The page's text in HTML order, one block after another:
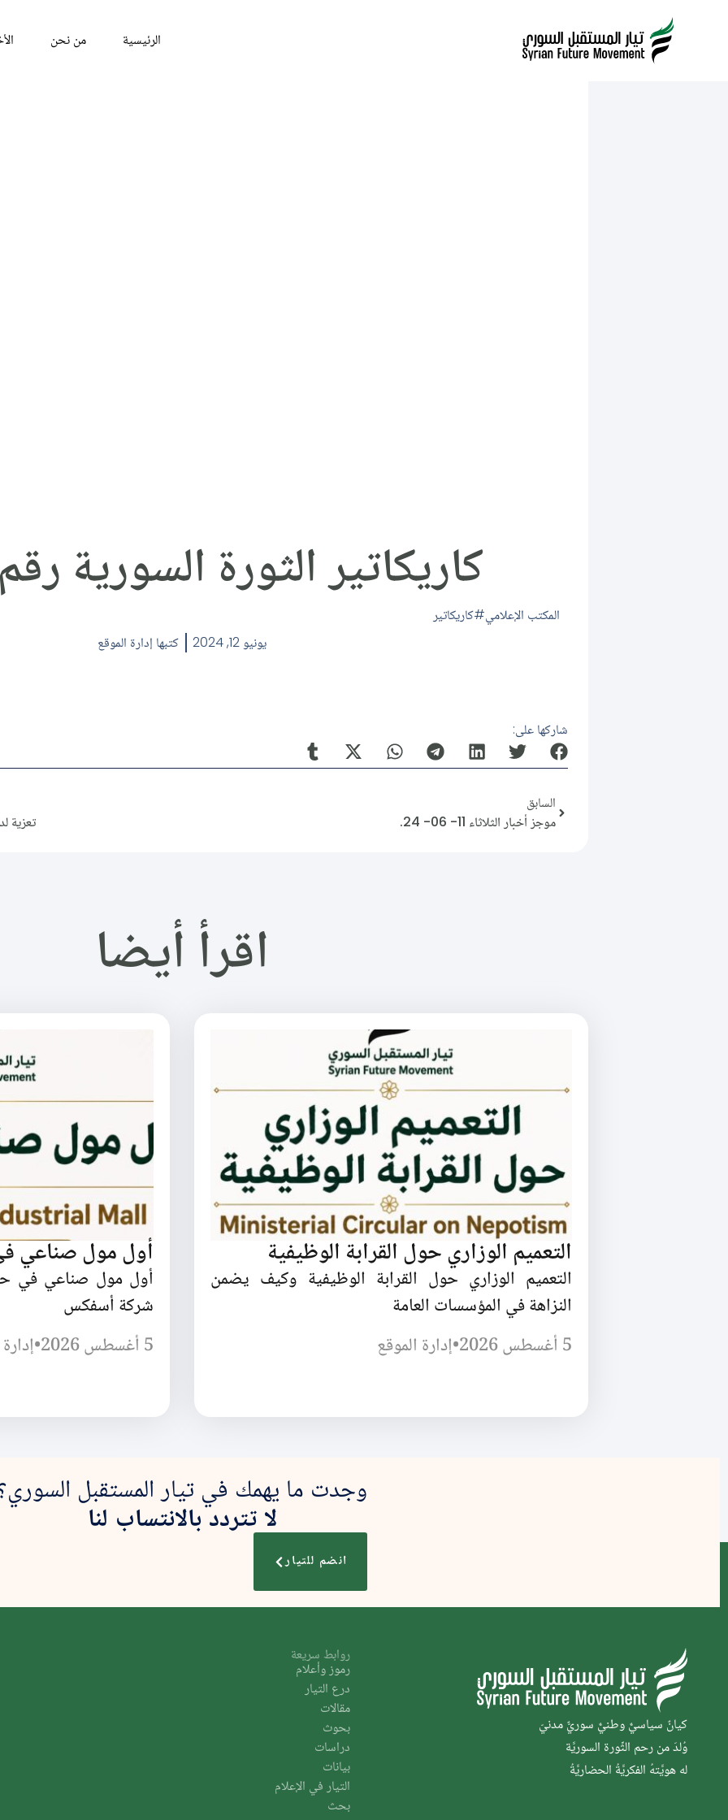
الرئيسية من نحن
كاريكاتير الثورة السورية رقم
المكتب الإعلامي
كاريكاتير
يونيو 12, 2024
كتبها إدارة الموقع
شاركها على:
السابق
موجز أخبار الثلاثاء 11- 06- 24.
تعزية
اقرأ أيضا
التعميم الوزاري حول القرابة الوظيفية
التعميم الوزاري حول القرابة الوظيفية وكيف يضمن
النزاهة في المؤسسات العامة
5 أغسطس 2026
•إدارة الموقع
أول مول صناعي
أول مول صناعي في
شركة أسفكس
5 أغسطس 2026
•
وجدت ما يهمك في تيار المستقبل
لا تتردد بالانتساب لنا
انضم للتيار
كيانٌ سياسيٌّ وطنيٌّ سوريٌّ مدنيّ
وُلدَ من رحم الثَّورة السوريَّة
له هويَّتهُ الفكريَّةُ الحضاريَّةُ
روابط سريعة
رموز وأعلام
درع التيار
مقالات
بحوث
دراسات
بيانات
التيار في الإعلام
بحث